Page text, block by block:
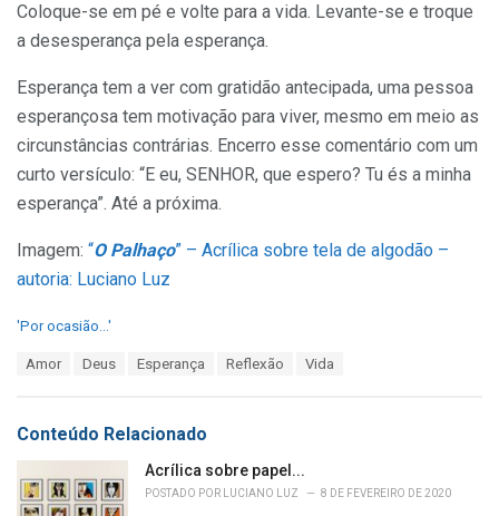
Coloque-se em pé e volte para a vida. Levante-se e troque
a desesperança pela esperança.
Esperança tem a ver com gratidão antecipada, uma pessoa
esperançosa tem motivação para viver, mesmo em meio as
circunstâncias contrárias. Encerro esse comentário com um
curto versículo: “E eu, SENHOR, que espero? Tu és a minha
esperança”. Até a próxima.
Imagem: “O Palhaço” – Acrílica sobre tela de algodão –
autoria: Luciano Luz
C
o
r
i
e
s
'Por ocasião...'
:
Amor Deus Esperança Reflexão Vida
Conteúdo Relacionado
Acrílica sobre papel...
POSTADO POR LUCIANO LUZ 8 DE FEVEREIRO DE 2020